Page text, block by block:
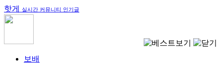
핫게 실시간 커뮤니티 인기글
보배